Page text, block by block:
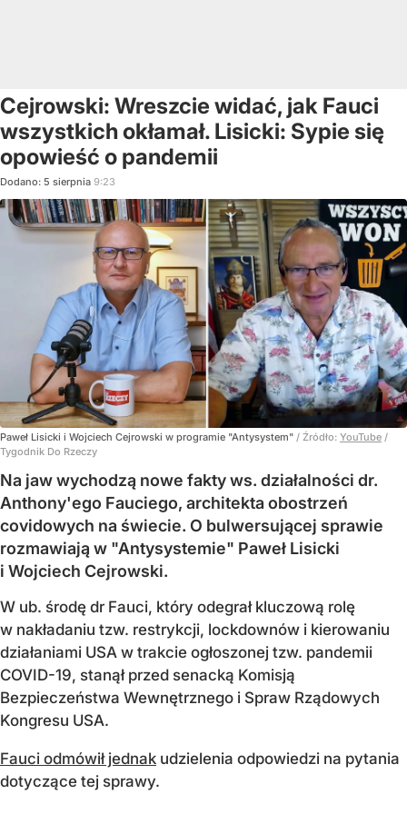
Cejrowski: Wreszcie widać, jak Fauci
wszystkich okłamał. Lisicki: Sypie się
opowieść o pandemii
Dodano: 5 sierpnia 9:23
Paweł Lisicki i Wojciech Cejrowski w programie "Antysystem" / Źródło: YouTube /
Tygodnik Do Rzeczy
Na jaw wychodzą nowe fakty ws. działalności dr.
Anthony'ego Fauciego, architekta obostrzeń
covidowych na świecie. O bulwersującej sprawie
rozmawiają w "Antysystemie" Paweł Lisicki
i Wojciech Cejrowski.
W ub. środę dr Fauci, który odegrał kluczową rolę
w nakładaniu tzw. restrykcji, lockdownów i kierowaniu
działaniami USA w trakcie ogłoszonej tzw. pandemii
COVID-19, stanął przed senacką Komisją
Bezpieczeństwa Wewnętrznego i Spraw Rządowych
Kongresu USA.
Fauci odmówił jednak udzielenia odpowiedzi na pytania
dotyczące tej sprawy.